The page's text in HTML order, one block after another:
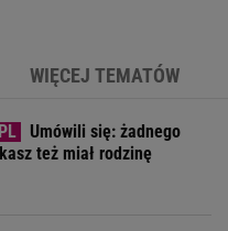
WIĘCEJ TEMATÓW
Umówili się: żadnego
też miał rodzinę